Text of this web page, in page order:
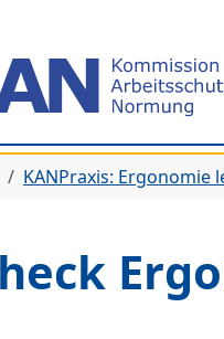
hier:
KANPraxis: Ergonomie